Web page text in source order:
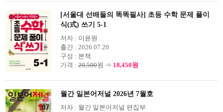
[서울대 선배들의 똑똑필사] 초등 수학 문제 풀이
식(式) 쓰기 5-1
저자 : 이윤원
출간 : 2026.07.20
구성 : 본책
가격 : 20,500원 ⇒ 18,450원
월간 일본어저널 2026년 7월호
저자 : 월간 일본어저널 편집부